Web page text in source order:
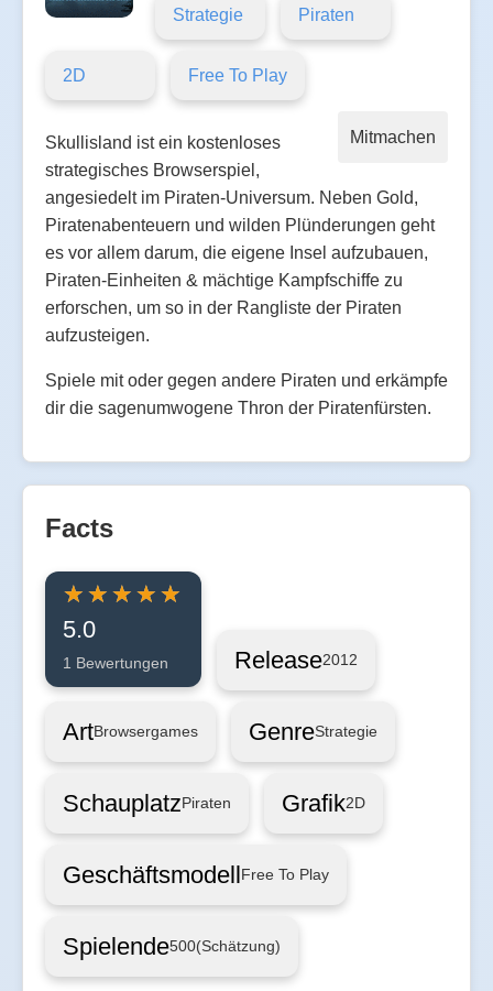
Strategie Piraten
2D Free To Play
Mitmachen
Skullisland ist ein kostenloses
strategisches Browserspiel,
angesiedelt im Piraten-Universum. Neben Gold,
Piratenabenteuern und wilden Plünderungen geht
es vor allem darum, die eigene Insel aufzubauen,
Piraten-Einheiten & mächtige Kampfschiffe zu
erforschen, um so in der Rangliste der Piraten
aufzusteigen.
Spiele mit oder gegen andere Piraten und erkämpfe
dir die sagenumwogene Thron der Piratenfürsten.
Facts
5.0
1 Bewertungen Release2012
ArtBrowsergames GenreStrategie
SchauplatzPiraten Grafik2D
GeschäftsmodellFree To Play
Spielende500(Schätzung)